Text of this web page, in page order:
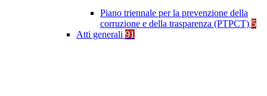
Piano triennale per la prevenzione della
corruzione e della trasparenza (PTPCT) 5
Atti generali 91